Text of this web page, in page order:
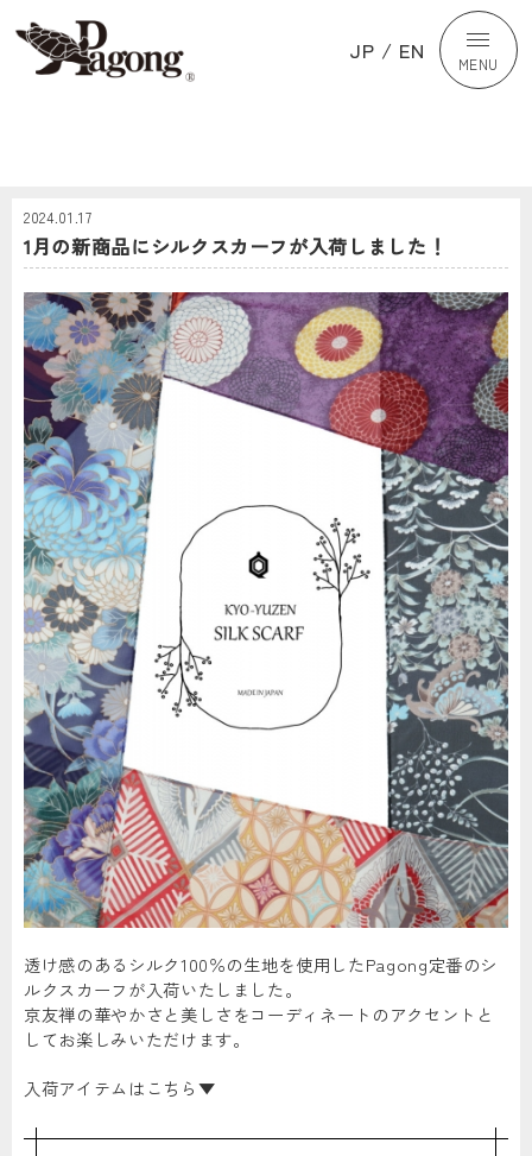
JP / EN MENU
2024.01.17
1月の新商品にシルクスカーフが入荷しました！
透け感のあるシルク100％の生地を使用したPagong定番のシ
ルクスカーフが入荷いたしました。
京友禅の華やかさと美しさをコーディネートのアクセントと
してお楽しみいただけます。
入荷アイテムはこちら▼